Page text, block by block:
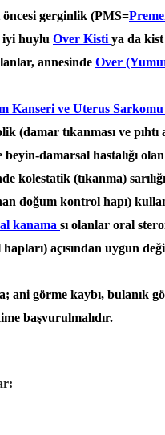
gerginlik (PMS=
iyi huylu Over Kisti ya da
annesinde Over
Kanseri ve Uterus Sarkomu
(damar tıkanması ve pıhtı
damarsal hastalığı
kolestatik (tıkanma) sarılığı
doğum kontrol hapı)
kanama sı olanlar oral
açısından uygun
ani görme kaybı, bulanık
başvurulmalıdır.